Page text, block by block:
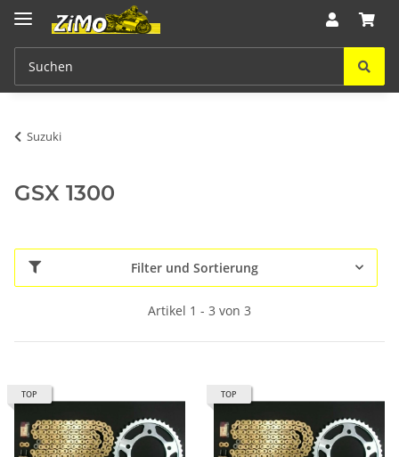
Suzuki
GSX 1300
Filter und Sortierung
Artikel 1 - 3 von 3
TOP TOP